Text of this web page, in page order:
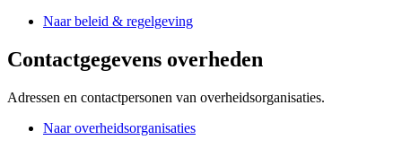
Naar beleid & regelgeving
Contactgegevens overheden
Adressen en contactpersonen van overheidsorganisaties.
Naar overheidsorganisaties